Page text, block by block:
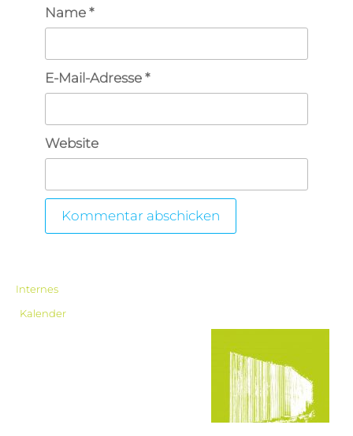
Name *
E-Mail-Adresse *
Website
Internes
Kalender